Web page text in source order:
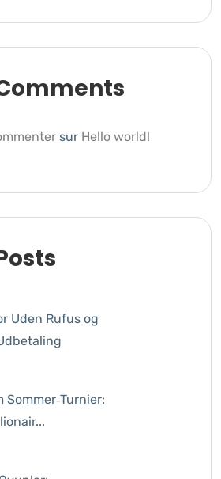
sur Hello world!
Uden Rufus og